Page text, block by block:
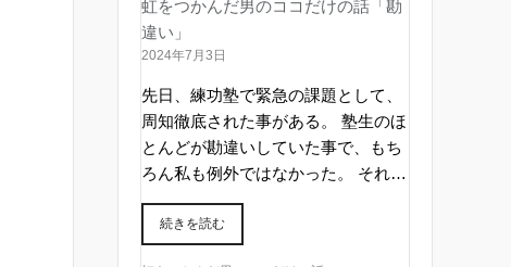
虹をつかんだ男のココだけの話「勘
違い」
2024年7月3日
先日、練功塾で緊急の課題として、
周知徹底された事がある。 塾生のほ
とんどが勘違いしていた事で、もち
ろん私も例外ではなかった。 それ…
続きを読む